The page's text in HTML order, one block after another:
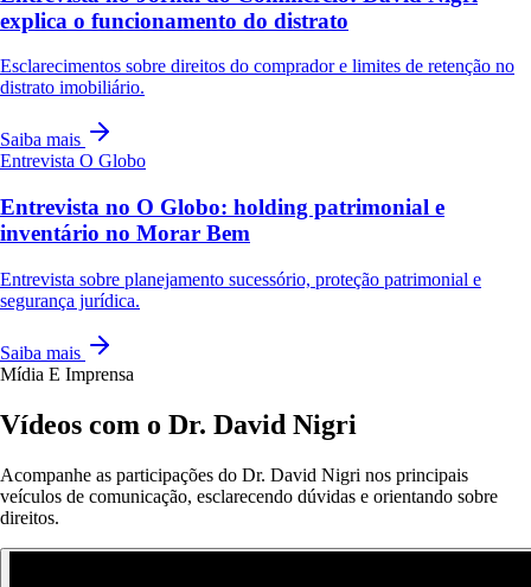
explica o funcionamento do distrato
Esclarecimentos sobre direitos do comprador e limites de retenção no
distrato imobiliário.
Saiba mais
Entrevista O Globo
Entrevista no O Globo: holding patrimonial e
inventário no Morar Bem
Entrevista sobre planejamento sucessório, proteção patrimonial e
segurança jurídica.
Saiba mais
Mídia E Imprensa
Vídeos com o Dr. David Nigri
Acompanhe as participações do Dr. David Nigri nos principais
veículos de comunicação, esclarecendo dúvidas e orientando sobre
direitos.